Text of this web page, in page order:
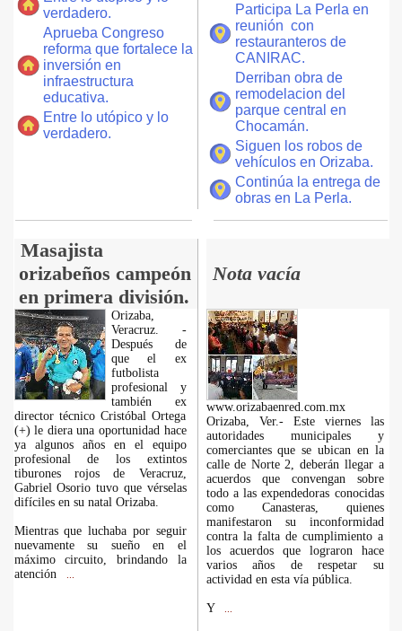
verdadero.
Aprueba Congreso
reforma que fortalece la
inversión en
infraestructura
educativa.
Entre lo utópico y lo
verdadero.
Participa La Perla en
reunión con
restauranteros de
CANIRAC.
Derriban obra de
remodelacion del
parque central en
Chocamán.
Siguen los robos de
vehículos en Orizaba.
Continúa la entrega de
obras en La Perla.
Masajista
orizabeños campeón
en primera división.
Nota vacía
Orizaba,
Veracruz. -
Después de
que el ex
futbolista
profesional y
también ex
director técnico Cristóbal Ortega
(+) le diera una oportunidad hace
ya algunos años en el equipo
profesional de los extintos
tiburones rojos de Veracruz,
Gabriel Osorio tuvo que vérselas
difíciles en su natal Orizaba.
Mientras que luchaba por seguir
nuevamente su sueño en el
máximo circuito, brindando la
atención
www.orizabaenred.com.mx
Orizaba, Ver.- Este viernes las
autoridades municipales y
comerciantes que se ubican en la
calle de Norte 2, deberán llegar a
acuerdos que convengan sobre
todo a las expendedoras conocidas
como Canasteras, quienes
manifestaron su inconformidad
contra la falta de cumplimiento a
los acuerdos que lograron hace
varios años de respetar su
actividad en esta vía pública.
Y